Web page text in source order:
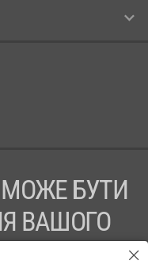
БУТИ
ВАШОГО